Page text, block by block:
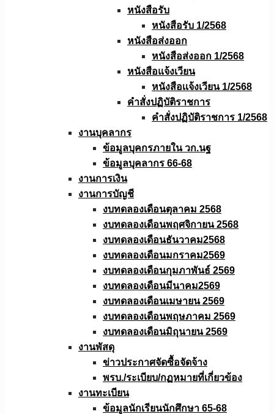
หนังสือรับ
หนังสือรับ 1/2568
หนังสือส่งออก
หนังสือส่งออก 1/2568
หนังสือแจ้งเวียน
หนังสือเเจ้งเวียน 1/2568
คำสั่งปฏิบัติราชการ
คำสั่งปฏิบัติราชการ 1/2568
งานบุคลากร
ข้อมูลบุคกรภายใน วก.นฐ
ข้อมูลบุคลากร 66-68
งานการเงิน
งานการบัญชี
งบทดลองเดือนตุลาคม 2568
งบทดลองเดือนพฤศจิกายน 2568
งบทดลองเดือนธันวาคม2568
งบทดลองเดือนมกราคม2569
งบทดลองเดือนกุมภาพันธ์ 2569
งบทดลองเดือนมีนาคม2569
งบทดลองเดือนเมษายน 2569
งบทดลองเดือนพฤษภาคม 2569
งบทดลองเดือนมิถุนายน 2569
งานพัสดุ
ข่าวประกาศจัดซื้อจัดจ้าง
พรบ./ระเบียบ/กฏหมายที่เกี่ยวข้อง
งานทะเบียน
ข้อมูลนักเรียนนักศึกษา 65-68